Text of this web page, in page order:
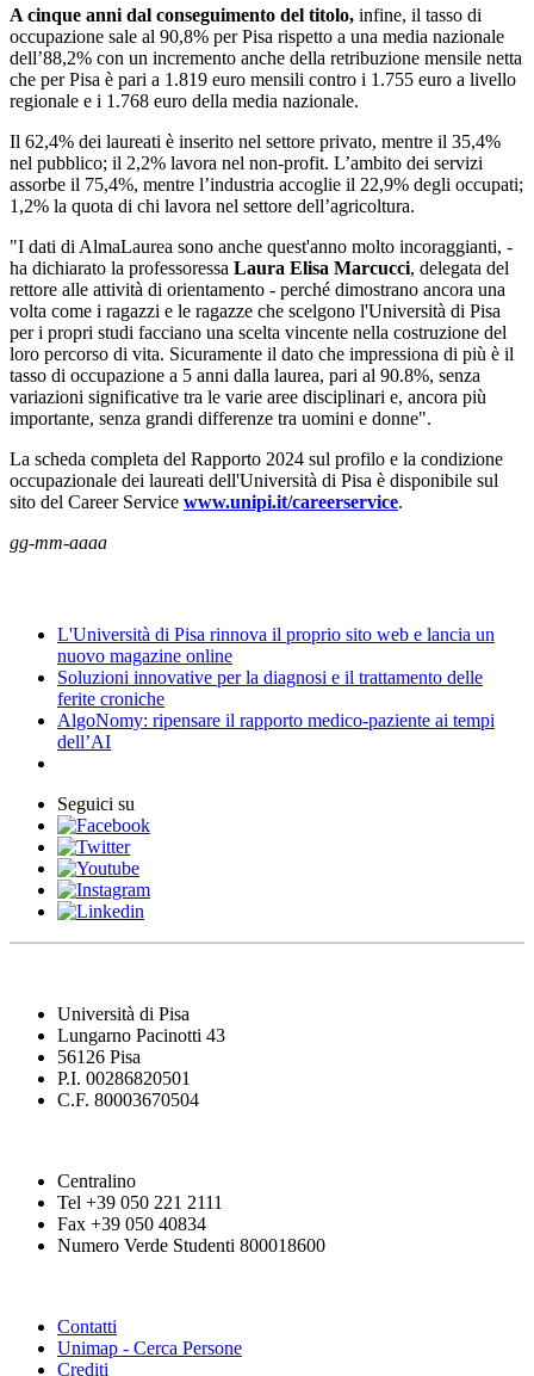
A cinque anni dal conseguimento del titolo, infine, il tasso di
occupazione sale al 90,8% per Pisa rispetto a una media nazionale
dell’88,2% con un incremento anche della retribuzione mensile netta
che per Pisa è pari a 1.819 euro mensili contro i 1.755 euro a livello
regionale e i 1.768 euro della media nazionale.
Il 62,4% dei laureati è inserito nel settore privato, mentre il 35,4%
nel pubblico; il 2,2% lavora nel non-profit. L’ambito dei servizi
assorbe il 75,4%, mentre l’industria accoglie il 22,9% degli occupati;
1,2% la quota di chi lavora nel settore dell’agricoltura.
"I dati di AlmaLaurea sono anche quest'anno molto incoraggianti, -
ha dichiarato la professoressa Laura Elisa Marcucci, delegata del
rettore alle attività di orientamento - perché dimostrano ancora una
volta come i ragazzi e le ragazze che scelgono l'Università di Pisa
per i propri studi facciano una scelta vincente nella costruzione del
loro percorso di vita. Sicuramente il dato che impressiona di più è il
tasso di occupazione a 5 anni dalla laurea, pari al 90.8%, senza
variazioni significative tra le varie aree disciplinari e, ancora più
importante, senza grandi differenze tra uomini e donne".
La scheda completa del Rapporto 2024 sul profilo e la condizione
occupazionale dei laureati dell'Università di Pisa è disponibile sul
sito del Career Service www.unipi.it/careerservice.
gg-mm-aaaa
L'Università di Pisa rinnova il proprio sito web e lancia un
nuovo magazine online
Soluzioni innovative per la diagnosi e il trattamento delle
ferite croniche
AlgoNomy: ripensare il rapporto medico-paziente ai tempi
dell’AI
Seguici su
Università di Pisa
Lungarno Pacinotti 43
56126 Pisa
P.I. 00286820501
C.F. 80003670504
Centralino
Tel +39 050 221 2111
Fax +39 050 40834
Numero Verde Studenti 800018600
Contatti
Unimap - Cerca Persone
Crediti